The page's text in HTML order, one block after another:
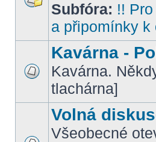
Subfóra: !!
a připomínky k
Kavárna -
Kavárna.
tlachárna]
Volná
Všeobecné